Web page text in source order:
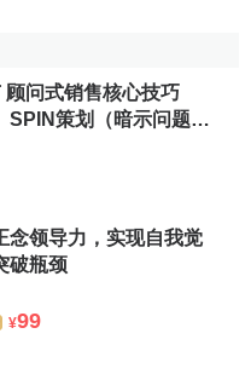
和社会文化融为一体，
影子，只要有思维存在的地
复是
SPIN策划（暗示问题与
足问题）
念领导力，实现自我觉
破瓶颈
¥99